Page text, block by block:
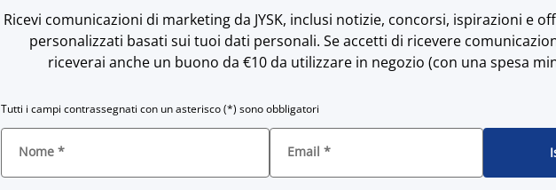
Ricevi comunicazioni di marketing da JYSK, inclusi notizie, concorsi, ispirazioni e
personalizzati basati sui tuoi dati personali. Se accetti di ricevere
riceverai anche un buono da €10 da utilizzare in negozio (con una spesa
Tutti i campi contrassegnati con un asterisco (*) sono obbligatori
Nome * Email *